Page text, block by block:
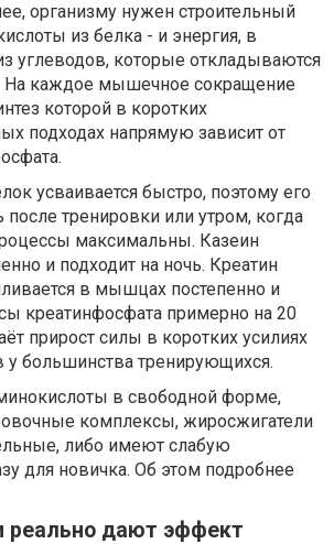
организму нужен строительный
из белка - и энергия, в
углеводов, которые откладываются
На каждое мышечное сокращение
которой в коротких
подходах напрямую зависит от
усваивается быстро, поэтому его
тренировки или утром, когда
максимальны. Казеин
и подходит на ночь. Креатин
в мышцах постепенно и
креатинфосфата примерно на 20
прирост силы в коротких усилиях
у большинства тренирующихся.
в свободной форме,
комплексы, жиросжигатели
либо имеют слабую
для новичка. Об этом подробнее
реально дают эффект